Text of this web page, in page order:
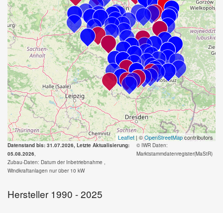
Leaflet | ©OpenStreetMapcontributors
Datenstand bis: 31.07.2026, Letzte Aktualisierung:
05.08.2026,
Zubau-Daten: Datum der Inbetriebnahme ,
Windkraftanlagen nur über 10 kW
© IWR Daten:
Marktstammdatenregister(MaStR)
Hersteller 1990 - 2025